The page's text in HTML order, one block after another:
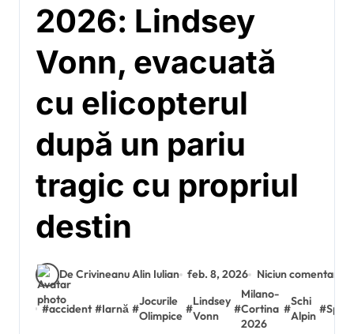
2026: Lindsey
Vonn, evacuată
cu elicopterul
după un pariu
tragic cu propriul
destin
De Crivineanu Alin Iulian feb. 8, 2026 Niciun comentariu
#accident #Iarnă #
Jocurile
Olimpice
#
Lindsey
Vonn
#
Milano-
Cortina
2026
#
Schi
Alpin
#Sport